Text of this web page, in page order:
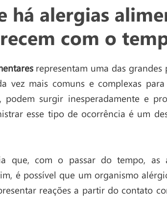
há alergias
com o
representam uma das grandes
vez mais comuns e complexas
podem surgir inesperadamente e
esse tipo de ocorrência é um
que, com o passar do tempo, as
é possível que um organismo
reações a partir do contato